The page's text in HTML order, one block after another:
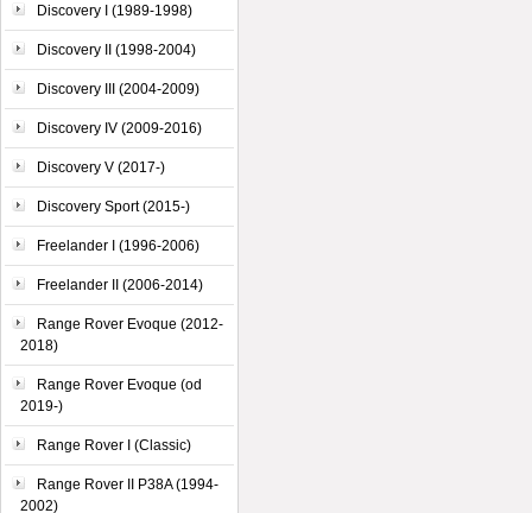
Discovery I (1989-1998)
Discovery II (1998-2004)
Discovery III (2004-2009)
Discovery IV (2009-2016)
Discovery V (2017-)
Discovery Sport (2015-)
Freelander I (1996-2006)
Freelander II (2006-2014)
Range Rover Evoque (2012-
2018)
Range Rover Evoque (od
2019-)
Range Rover I (Classic)
Range Rover II P38A (1994-
2002)